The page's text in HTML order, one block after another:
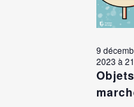
9
2023 à